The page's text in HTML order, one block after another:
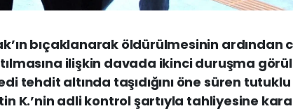
bıçaklanarak öldürülmesinin ardından
ilişkin davada ikinci duruşma
tehdit altında taşıdığını öne süren tutuklu
K.’nin adli kontrol şartıyla tahliyesine